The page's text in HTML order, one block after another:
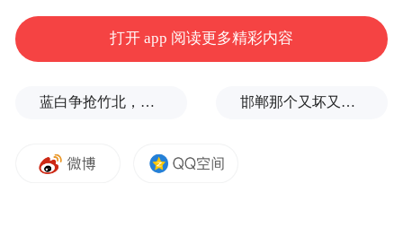
打开 app 阅读更多精彩内容
蓝白争抢竹北，整合卡关！黄国昌：相信郑丽文会守诺 邯郸那个又坏又蠢的执行局长，只是积怨已久的冰山一角